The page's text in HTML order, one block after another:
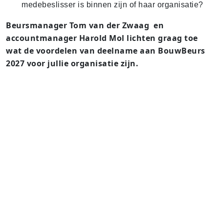
medebeslisser is binnen zijn of haar organisatie?
Beursmanager Tom van der Zwaag en
accountmanager Harold Mol lichten graag toe
wat de voordelen van deelname aan BouwBeurs
2027 voor jullie organisatie zijn.